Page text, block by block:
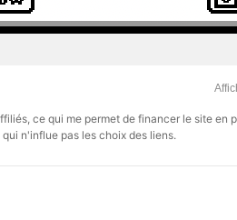
ce qui me permet de financer le site
qui n'influe pas les choix des liens.